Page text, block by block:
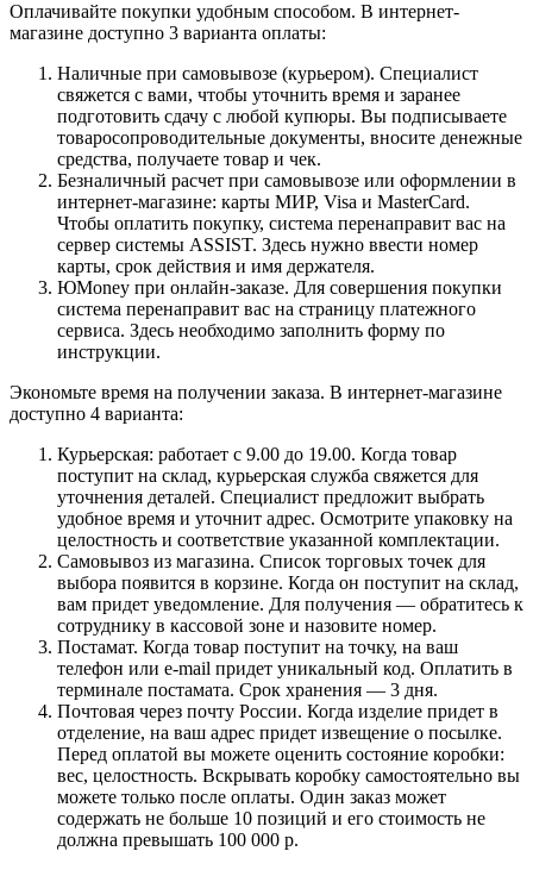
Оплачивайте покупки удобным способом. В интернет-
магазине доступно 3 варианта оплаты:
Наличные при самовывозе (курьером). Специалист
свяжется с вами, чтобы уточнить время и заранее
подготовить сдачу с любой купюры. Вы подписываете
товаросопроводительные документы, вносите денежные
средства, получаете товар и чек.
Безналичный расчет при самовывозе или оформлении в
интернет-магазине: карты МИР, Visa и MasterCard.
Чтобы оплатить покупку, система перенаправит вас на
сервер системы ASSIST. Здесь нужно ввести номер
карты, срок действия и имя держателя.
ЮMoney при онлайн-заказе. Для совершения покупки
система перенаправит вас на страницу платежного
сервиса. Здесь необходимо заполнить форму по
инструкции.
Экономьте время на получении заказа. В интернет-магазине
доступно 4 варианта:
Курьерская: работает с 9.00 до 19.00. Когда товар
поступит на склад, курьерская служба свяжется для
уточнения деталей. Специалист предложит выбрать
удобное время и уточнит адрес. Осмотрите упаковку на
целостность и соответствие указанной комплектации.
Самовывоз из магазина. Список торговых точек для
выбора появится в корзине. Когда он поступит на склад,
вам придет уведомление. Для получения — обратитесь к
сотруднику в кассовой зоне и назовите номер.
Постамат. Когда товар поступит на точку, на ваш
телефон или e-mail придет уникальный код. Оплатить в
терминале постамата. Срок хранения — 3 дня.
Почтовая через почту России. Когда изделие придет в
отделение, на ваш адрес придет извещение о посылке.
Перед оплатой вы можете оценить состояние коробки:
вес, целостность. Вскрывать коробку самостоятельно вы
можете только после оплаты. Один заказ может
содержать не больше 10 позиций и его стоимость не
должна превышать 100 000 р.